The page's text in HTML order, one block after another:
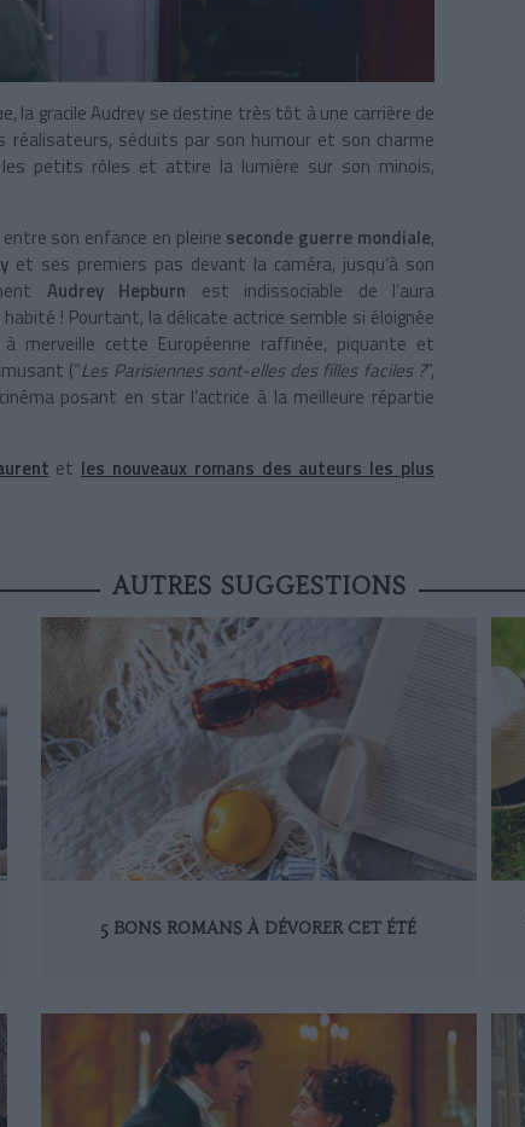
la gracile Audrey se destine très tôt à une carrière de
réalisateurs, séduits par son humour et son charme
les petits rôles et attire la lumière sur son minois,
son enfance en pleine seconde guerre mondiale,
et ses premiers pas devant la caméra, jusqu’à son
Audrey Hepburn est indissociable de l’aura
! Pourtant, la délicate actrice semble si éloignée
à merveille cette Européenne raffinée, piquante et
(“Les Parisiennes sont-elles des filles faciles ?”,
posant en star l’actrice à la meilleure répartie
et les nouveaux romans des auteurs les plus
AUTRES SUGGESTIONS
5 BONS ROMANS À DÉVORER CET ÉTÉ